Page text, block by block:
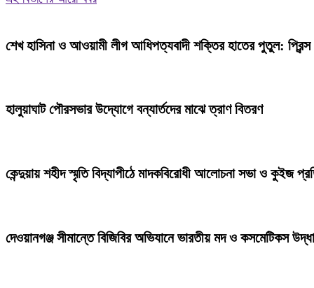
শেখ হাসিনা ও আওয়ামী লীগ আধিপত্যবাদী শক্তির হাতের পুতুল: প্রিন্স
হালুয়াঘাট পৌরসভার উদ্যোগে বন্যার্তদের মাঝে ত্রাণ বিতরণ
কেন্দুয়ায় শহীদ স্মৃতি বিদ্যাপীঠে মাদকবিরোধী আলোচনা সভা ও কুইজ
দেওয়ানগঞ্জ সীমান্তে বিজিবির অভিযানে ভারতীয় মদ ও কসমেটিকস